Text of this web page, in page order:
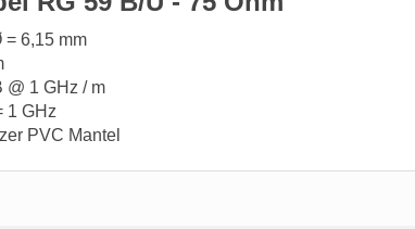
= 6,15 mm
@ 1 GHz / m
1 GHz
PVC Mantel